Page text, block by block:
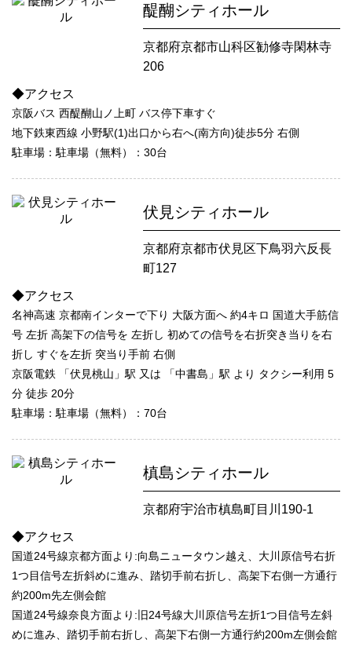
醍醐シティホール
京都府京都市山科区勧修寺閑林寺
206
◆アクセス
京阪バス 西醍醐山ノ上町 バス停下車すぐ
地下鉄東西線 小野駅(1)出口から右へ(南方向)徒歩5分 右側
駐車場：駐車場（無料）：30台
伏見シティホール
京都府京都市伏見区下鳥羽六反長
町127
◆アクセス
名神高速 京都南インターで下り 大阪方面へ 約4キロ 国道大手筋信
号 左折 高架下の信号を 左折し 初めての信号を右折突き当りを右
折し すぐを左折 突当り手前 右側
京阪電鉄 「伏見桃山」駅 又は 「中書島」駅 より タクシー利用 5
分 徒歩 20分
駐車場：駐車場（無料）：70台
槙島シティホール
京都府宇治市槙島町目川190-1
◆アクセス
国道24号線京都方面より:向島ニュータウン越え、大川原信号右折
1つ目信号左折斜めに進み、踏切手前右折し、高架下右側一方通行
約200m先左側会館
国道24号線奈良方面より:旧24号線大川原信号左折1つ目信号左斜
めに進み、踏切手前右折し、高架下右側一方通行約200m左側会館